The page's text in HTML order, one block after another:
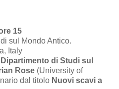
15
sul Mondo Antico.
Italy
Dipartimento di Studi sul
Rose (University of
dal titolo Nuovi scavi a